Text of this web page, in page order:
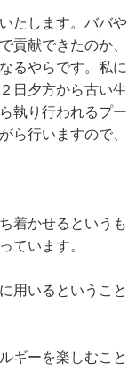
たします。ババや
貢献できたのか、
るやらです。私に
日夕方から古い生
執り行われるプー
ら行いますので、
着かせるというも
ています。
用いるということ
ギーを楽しむこと